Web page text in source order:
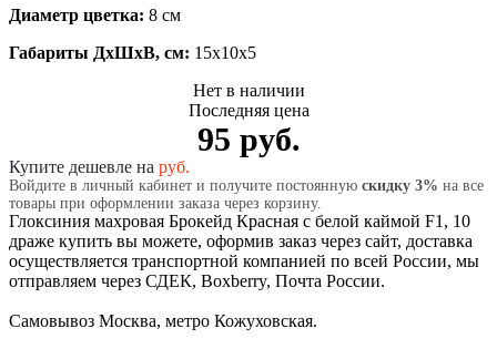
Диаметр цветка: 8 см
Габариты ДхШхВ, см: 15x10x5
Нет в наличии
Последняя цена
95 руб.
Купите дешевле на руб.
Войдите в личный кабинет и получите постоянную скидку 3% на все
товары при оформлении заказа через корзину.
Глоксиния махровая Брокейд Красная с белой каймой F1, 10
драже купить вы можете, оформив заказ через сайт, доставка
осуществляется транспортной компанией по всей России, мы
отправляем через СДЕК, Boxberry, Почта России.
Самовывоз Москва, метро Кожуховская.